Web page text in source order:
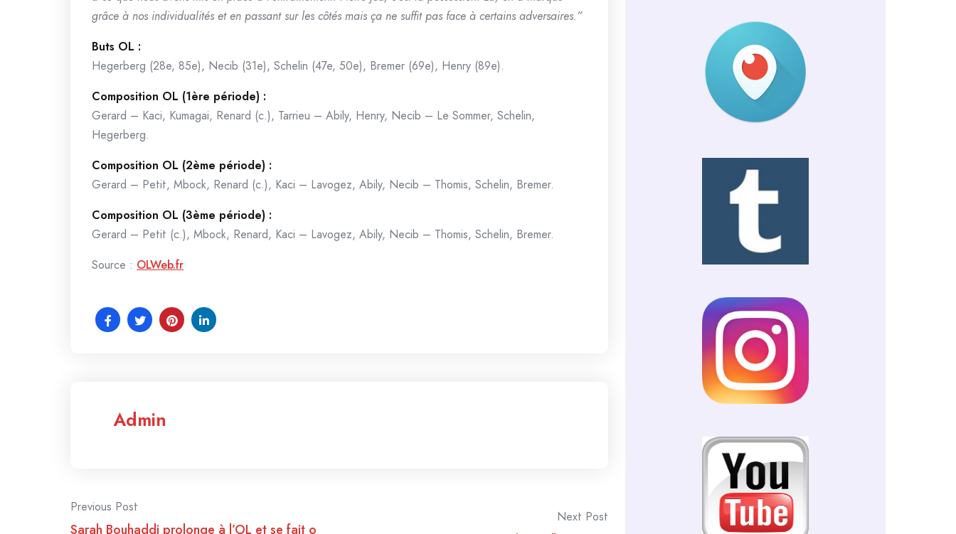
grâce à nos individualités et en passant sur les côtés mais ça ne suffit pas face à certains adversaires.”
Buts OL :
Hegerberg (28e, 85e), Necib (31e), Schelin (47e, 50e), Bremer (69e), Henry (89e).
Composition OL (1ère période) :
Gerard – Kaci, Kumagai, Renard (c.), Tarrieu – Abily, Henry, Necib – Le Sommer, Schelin,
Hegerberg.
Composition OL (2ème période) :
Gerard – Petit, Mbock, Renard (c.), Kaci – Lavogez, Abily, Necib – Thomis, Schelin, Bremer.
Composition OL (3ème période) :
Gerard – Petit (c.), Mbock, Renard, Kaci – Lavogez, Abily, Necib – Thomis, Schelin, Bremer.
Source : OLWeb.fr
Admin
Post
Previous Post
Sarah Bouhaddi prolonge à l’OL et se fait o
Next Post